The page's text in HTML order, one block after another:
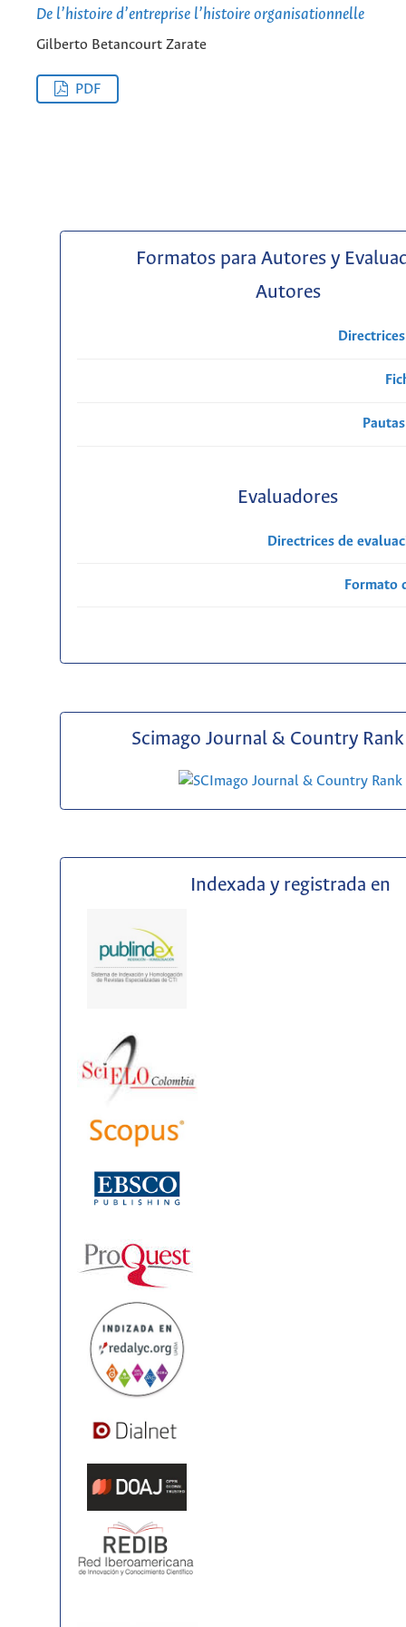
De l’histoire d’entreprise l’histoire organisationnelle
Gilberto Betancourt Zarate
PDF
Formatos para Autores y
Autores
Evaluadores
Directrices de
Formato
Scimago Journal & Country Rank
Indexada y registrada en